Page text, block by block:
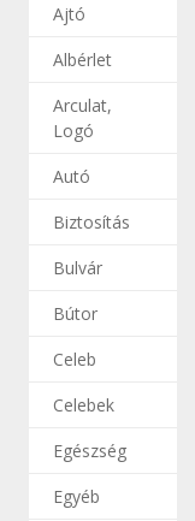
Ajtó
Albérlet
Arculat,
Logó
Autó
Biztosítás
Bulvár
Bútor
Celeb
Celebek
Egészség
Egyéb